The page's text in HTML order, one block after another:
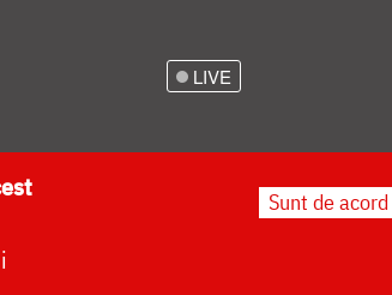
LIVE
Sunt de acord